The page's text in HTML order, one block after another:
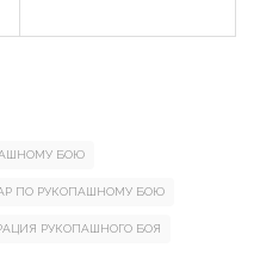
БОЮ
ПО РУКОПАШНОМУ БОЮ
РУКОПАШНОГО БОЯ